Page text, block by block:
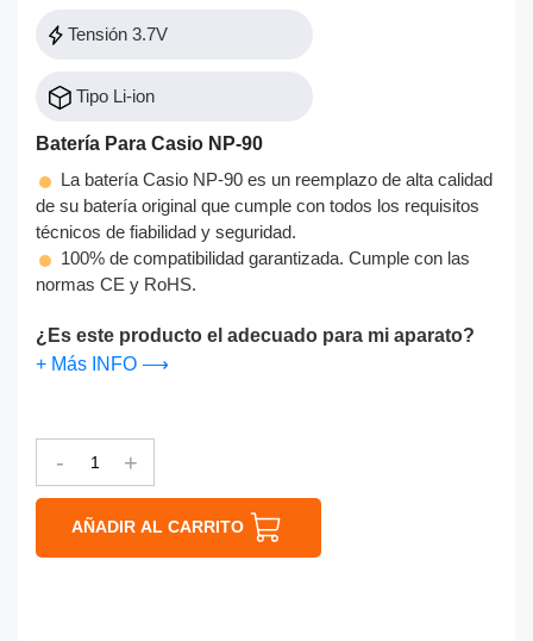
Tensión 3.7V
Tipo Li-ion
Batería Para Casio NP-90
La batería Casio NP-90 es un reemplazo de alta calidad
de su batería original que cumple con todos los requisitos
técnicos de fiabilidad y seguridad.
100% de compatibilidad garantizada. Cumple con las
normas CE y RoHS.
¿Es este producto el adecuado para mi aparato?
+ Más INFO ⟶
- +
AÑADIR AL CARRITO